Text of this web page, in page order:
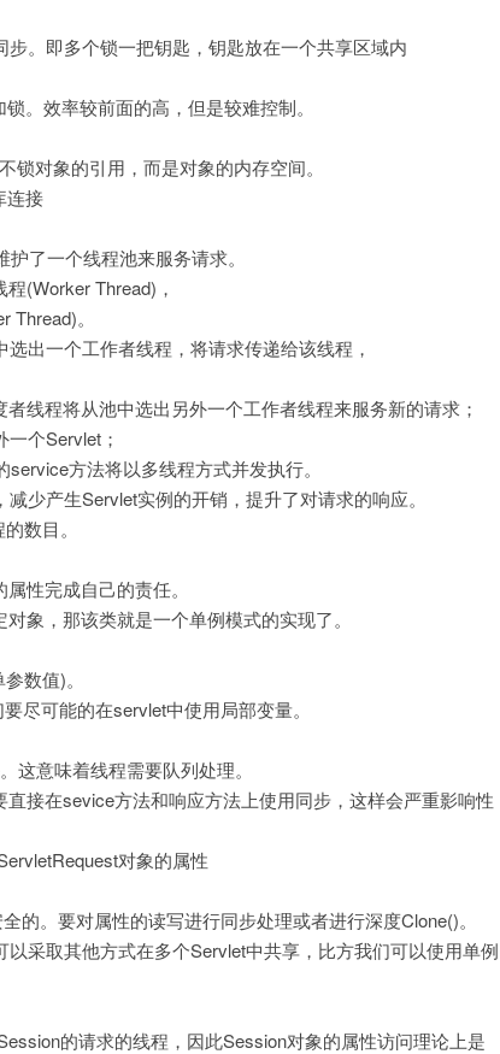
。即多个锁一把钥匙，钥匙放在一个共享区域内
。效率较前面的高，但是较难控制。
对象的引用，而是对象的内存空间。
连接
了一个线程池来服务请求。
(Worker Thread)，
。
出一个工作者线程，将请求传递给该线程，
线程将从池中选出另外一个工作者线程来服务新的请求；
个Servlet；
方法将以多线程方式并发执行。
少产生Servlet实例的开销，提升了对请求的响应。
数目。
性完成自己的责任。
象，那该类就是一个单例模式的实现了。
数值)。
尽可能的在servlet中使用局部变量。
这意味着线程需要队列处理。
接在sevice方法和响应方法上使用同步，这样会严重影响性
对象的属性
的。要对属性的读写进行同步处理或者进行深度Clone()。
采取其他方式在多个Servlet中共享，比方我们可以使用单例
的请求的线程，因此Session对象的属性访问理论上是